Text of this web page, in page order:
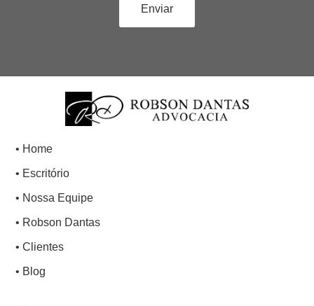
• Home
• Escritório
• Nossa Equipe
• Robson Dantas
• Clientes
• Blog